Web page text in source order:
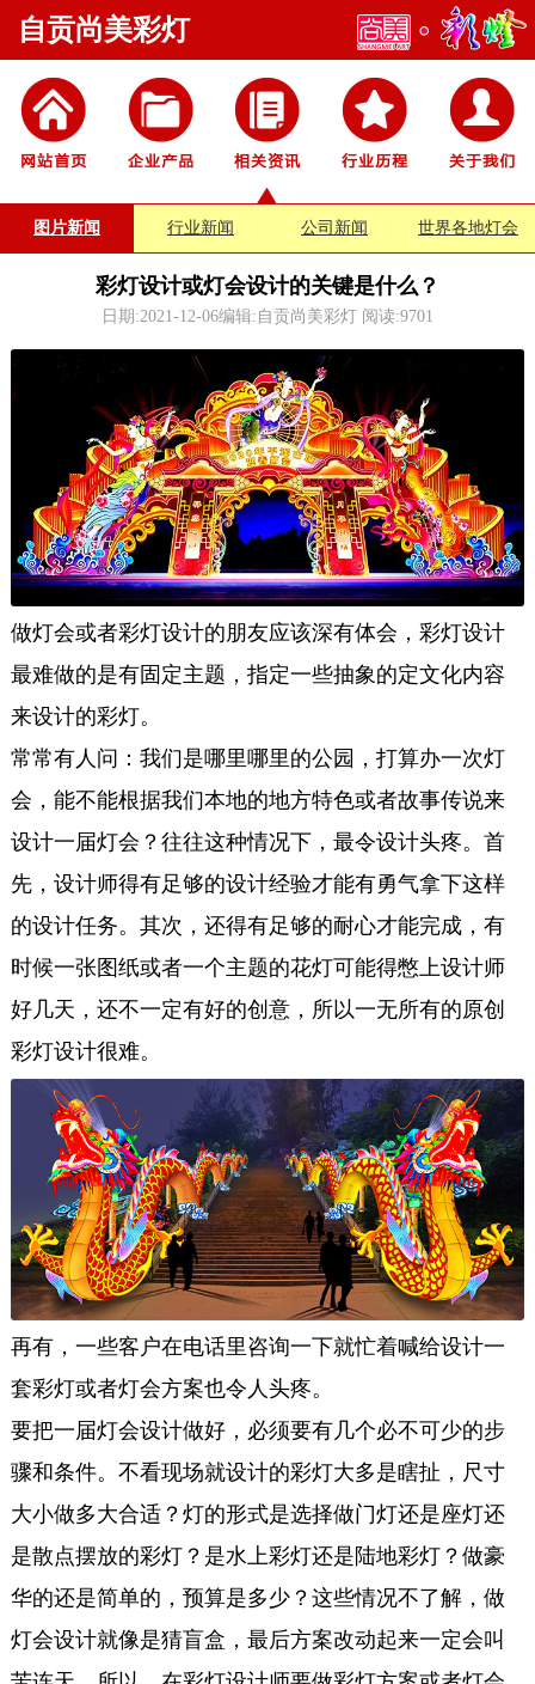
自贡尚美彩灯
图片新闻 行业新闻 公司新闻 世界各地灯会
彩灯设计或灯会设计的关键是什么？
日期:2021-12-06编辑:自贡尚美彩灯 阅读:9701
做灯会或者彩灯设计的朋友应该深有体会，彩灯设计
最难做的是有固定主题，指定一些抽象的定文化内容
来设计的彩灯。
常常有人问：我们是哪里哪里的公园，打算办一次灯
会，能不能根据我们本地的地方特色或者故事传说来
设计一届灯会？往往这种情况下，最令设计头疼。首
先，设计师得有足够的设计经验才能有勇气拿下这样
的设计任务。其次，还得有足够的耐心才能完成，有
时候一张图纸或者一个主题的花灯可能得憋上设计师
好几天，还不一定有好的创意，所以一无所有的原创
彩灯设计很难。
再有，一些客户在电话里咨询一下就忙着喊给设计一
套彩灯或者灯会方案也令人头疼。
要把一届灯会设计做好，必须要有几个必不可少的步
骤和条件。不看现场就设计的彩灯大多是瞎扯，尺寸
大小做多大合适？灯的形式是选择做门灯还是座灯还
是散点摆放的彩灯？是水上彩灯还是陆地彩灯？做豪
华的还是简单的，预算是多少？这些情况不了解，做
灯会设计就像是猜盲盒，最后方案改动起来一定会叫